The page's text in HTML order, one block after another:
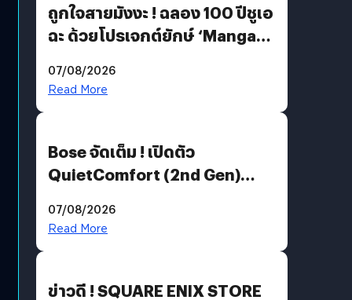
ถูกใจสายมังงะ ! ฉลอง 100 ปีชูเอ
ฉะ ด้วยโปรเจกต์ยักษ์ ‘Manga
มีภาษาไทยด้วย
07/08/2026
Read More
Bose จัดเต็ม ! เปิดตัว
QuietComfort (2nd Gen)
07/08/2026
Read More
ข่าวดี ! SQUARE ENIX STORE